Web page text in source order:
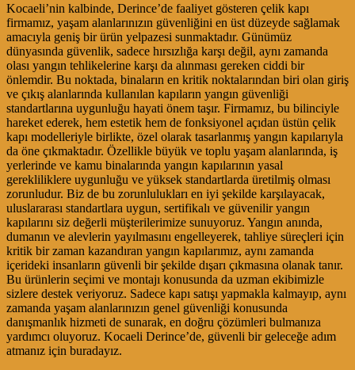
Kocaeli’nin kalbinde, Derince’de faaliyet gösteren çelik kapı
firmamız, yaşam alanlarınızın güvenliğini en üst düzeyde sağlamak
amacıyla geniş bir ürün yelpazesi sunmaktadır. Günümüz
dünyasında güvenlik, sadece hırsızlığa karşı değil, aynı zamanda
olası yangın tehlikelerine karşı da alınması gereken ciddi bir
önlemdir. Bu noktada, binaların en kritik noktalarından biri olan giriş
ve çıkış alanlarında kullanılan kapıların yangın güvenliği
standartlarına uygunluğu hayati önem taşır. Firmamız, bu bilinciyle
hareket ederek, hem estetik hem de fonksiyonel açıdan üstün çelik
kapı modelleriyle birlikte, özel olarak tasarlanmış yangın kapılarıyla
da öne çıkmaktadır. Özellikle büyük ve toplu yaşam alanlarında, iş
yerlerinde ve kamu binalarında yangın kapılarının yasal
gerekliliklere uygunluğu ve yüksek standartlarda üretilmiş olması
zorunludur. Biz de bu zorunlulukları en iyi şekilde karşılayacak,
uluslararası standartlara uygun, sertifikalı ve güvenilir yangın
kapılarını siz değerli müşterilerimize sunuyoruz. Yangın anında,
dumanın ve alevlerin yayılmasını engelleyerek, tahliye süreçleri için
kritik bir zaman kazandıran yangın kapılarımız, aynı zamanda
içerideki insanların güvenli bir şekilde dışarı çıkmasına olanak tanır.
Bu ürünlerin seçimi ve montajı konusunda da uzman ekibimizle
sizlere destek veriyoruz. Sadece kapı satışı yapmakla kalmayıp, aynı
zamanda yaşam alanlarınızın genel güvenliği konusunda
danışmanlık hizmeti de sunarak, en doğru çözümleri bulmanıza
yardımcı oluyoruz. Kocaeli Derince’de, güvenli bir geleceğe adım
atmanız için buradayız.